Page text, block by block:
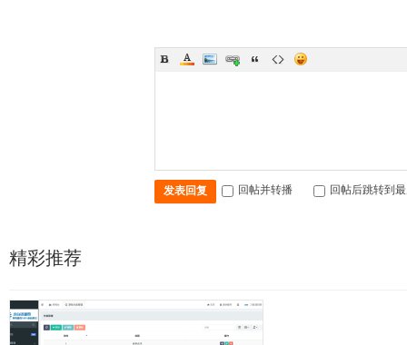
发表回复 回帖并转播 回帖后跳转到
精彩推荐